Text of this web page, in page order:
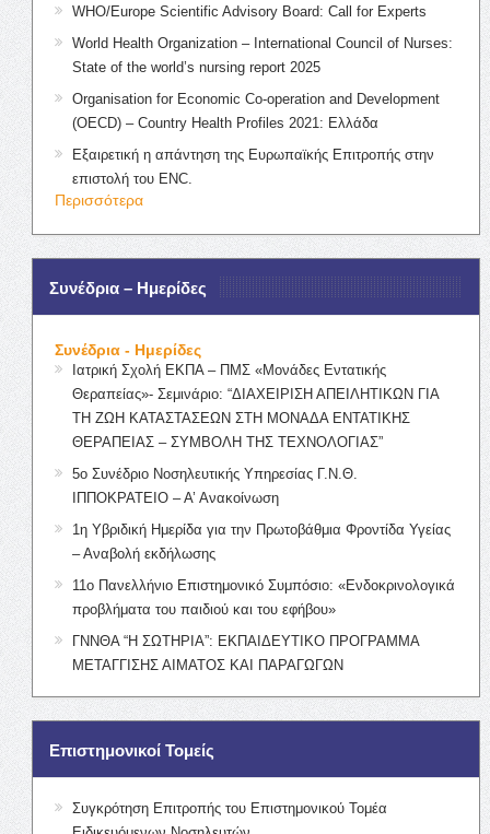
WHO/Europe Scientific Advisory Board: Call for Experts
World Health Organization – International Council of Nurses:
State of the world’s nursing report 2025
Organisation for Economic Co-operation and Development
(OECD) – Country Health Profiles 2021: Ελλάδα
Εξαιρετική η απάντηση της Ευρωπαϊκής Επιτροπής στην
επιστολή του ENC.
Περισσότερα
Συνέδρια – Ημερίδες
Συνέδρια - Ημερίδες
Ιατρική Σχολή ΕΚΠΑ – ΠΜΣ «Μονάδες Εντατικής
Θεραπείας»- Σεμινάριο: “ΔΙΑΧΕΙΡΙΣΗ ΑΠΕΙΛΗΤΙΚΩΝ ΓΙΑ
ΤΗ ΖΩΗ ΚΑΤΑΣΤΑΣΕΩΝ ΣΤΗ ΜΟΝΑΔΑ ΕΝΤΑΤΙΚΗΣ
ΘΕΡΑΠΕΙΑΣ – ΣΥΜΒΟΛΗ ΤΗΣ ΤΕΧΝΟΛΟΓΙΑΣ”
5ο Συνέδριο Νοσηλευτικής Υπηρεσίας Γ.Ν.Θ.
ΙΠΠΟΚΡΑΤΕΙΟ – Α’ Ανακοίνωση
1η Υβριδική Ημερίδα για την Πρωτοβάθμια Φροντίδα Υγείας
– Αναβολή εκδήλωσης
11ο Πανελλήνιο Επιστημονικό Συμπόσιο: «Ενδοκρινολογικά
προβλήματα του παιδιού και του εφήβου»
ΓΝΝΘΑ “Η ΣΩΤΗΡΙΑ”: ΕΚΠΑΙΔΕΥΤΙΚΟ ΠΡΟΓΡΑΜΜΑ
ΜΕΤΑΓΓΙΣΗΣ ΑΙΜΑΤΟΣ ΚΑΙ ΠΑΡΑΓΩΓΩΝ
Επιστημονικοί Τομείς
Συγκρότηση Επιτροπής του Επιστημονικού Τομέα